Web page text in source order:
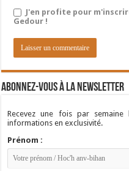
J'en profite pour
Gedour !
Abonnez-vous à la newsletter
Recevez une fois par
informations en exclusivité.
Prénom :